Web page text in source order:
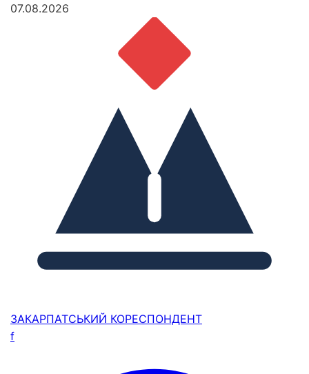
07.08.2026
ЗАКАРПАТСЬКИЙ КОРЕСПОНДЕНТ
f